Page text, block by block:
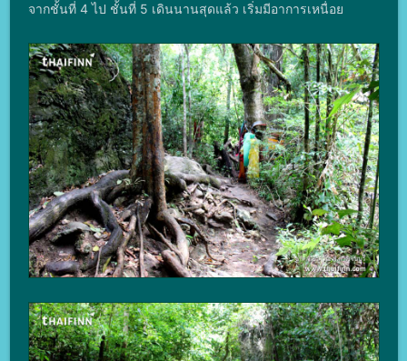
จากชั้นที่ 4 ไป ชั้นที่ 5 เดินนานสุดแล้ว เริ่มมีอาการเหนื่อย